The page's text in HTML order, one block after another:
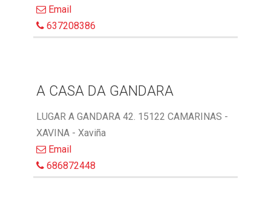
Email
637208386
A CASA DA GANDARA
LUGAR A GANDARA 42. 15122 CAMARINAS -
XAVINA - Xaviña
Email
686872448